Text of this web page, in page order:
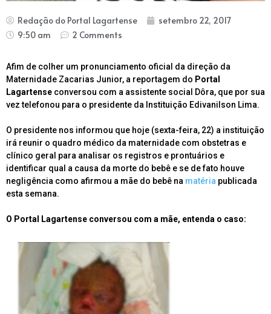
Redação do Portal Lagartense
setembro 22, 2017
9:50 am
2 Comments
Afim de colher um pronunciamento oficial da direção da
Maternidade Zacarias Junior, a reportagem do Portal
Lagartense conversou com a assistente social Dôra, que por sua
vez telefonou para o presidente da Instituição Edivanilson Lima.
O presidente nos informou que hoje (sexta-feira, 22) a instituição
irá reunir o quadro médico da maternidade com obstetras e
clínico geral para analisar os registros e prontuários e
identificar qual a causa da morte do bebê e se de fato houve
negligência como afirmou a mãe do bebê na matéria publicada
esta semana.
O Portal Lagartense conversou com a mãe, entenda o caso: